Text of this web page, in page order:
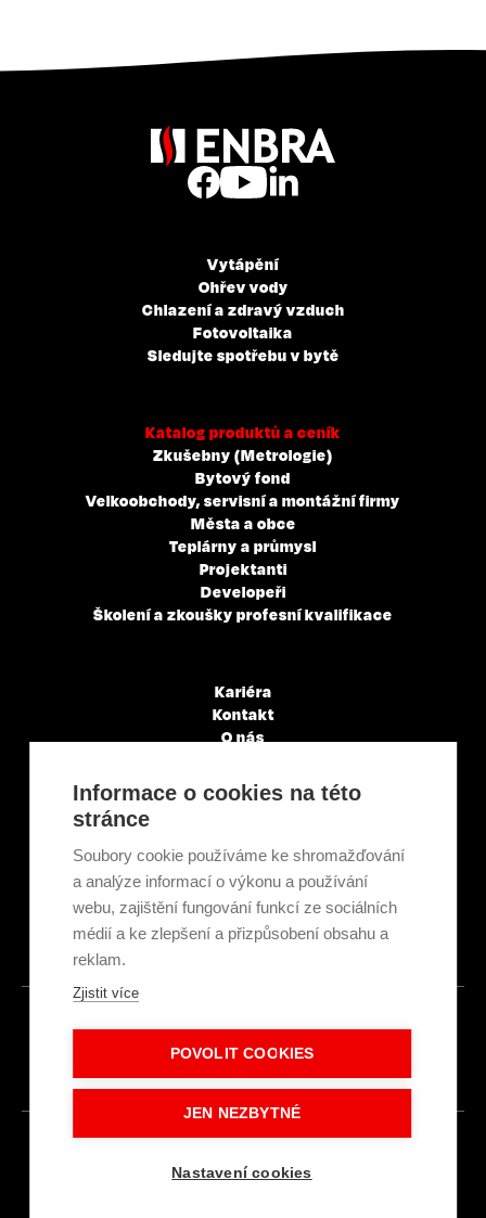
Vytápění
Ohřev vody
Chlazení a zdravý vzduch
Fotovoltaika
Sledujte spotřebu v bytě
Katalog produktů a ceník
Zkušebny (Metrologie)
Bytový fond
Velkoobchody, servisní a montážní firmy
Města a obce
Teplárny a průmysl
Projektanti
Developeři
Školení a zkoušky profesní kvalifikace
Kariéra
Kontakt
O nás
Články a novinky
GDPR & Cookies
Ekologická recyklace
Projekty EU
Intranet - Přihlášení
Přihlášení
© 2026
Informace o cookies na této
stránce
Soubory cookie používáme ke shromažďování
a analýze informací o výkonu a používání
webu, zajištění fungování funkcí ze sociálních
médií a ke zlepšení a přizpůsobení obsahu a
reklam.
Zjistit více
POVOLIT COOKIES
JEN NEZBYTNÉ
Nastavení cookies